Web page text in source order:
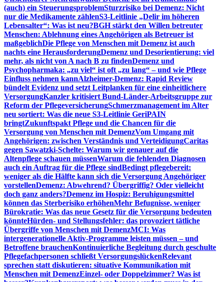
(auch) ein SteuerungsproblemSturzrisiko bei Demenz: Nicht
nur die Medikamente zählenS3-Leitlinie „Delir im höheren
Lebensalter“: Was ist neu?BGH stärkt den Willen betreuter
Menschen: Ablehnung eines Angehörigen als Betreuer ist
maßgeblichDie Pflege von Menschen mit Demenz ist auch
nachts eine HerausforderungDemenz und Desorientierung: viel
mehr, als nicht von A nach B zu findenDemenz und
Psychopharmaka: „zu viel“ ist oft „zu lang“ – und wie Pflege
Einfluss nehmen kannAlzheimer-Demenz: Rapid Review
bündelt Evidenz und setzt Leitplanken für eine einheitlichere
VersorgungKanzler kritisiert Bund-Länder-Arbeitsgruppe zur
Reform der PflegeversicherungSchmerzmanagement im Alter
neu sortiert: Was die neue S3-Leitlinie GeriPAIN
bringtZukunftspakt Pflege und die Chancen für die
Versorgung von Menschen mit DemenzVom Umgang mit
Angehörigen: zwischen Verständnis und VerteidigungCaritas
gegen Sawatzki-Schelte: Warum wir genauer auf die
Altenpflege schauen müssenWarum die fehlenden Diagnosen
auch ein Auftrag für die Pflege sindBedingt pflegebereit:
weniger als die Hälfte kann sich die Versorgung Angehöriger
vorstellenDemenz: Abwehrend? Übergriffig? Oder vielleicht
doch ganz anders?Demenz im Hospiz: Beruhigungsmittel
können das Sterberisiko erhöhenMehr Befugnisse, weniger
Bürokratie: Was das neue Gesetz für die Versorgung bedeuten
könnteHürden- und Stellungsfehler: das provoziert tätliche
Übergriffe von Menschen mit DemenzMCI: Was
intergenerationelle Aktiv-Programme leisten müssen – und
Betroffene brauchenKontinuierliche Begleitung durch geschulte
Pflegefachpersonen schließt VersorgungslückenRelevant
sprechen statt diskutieren: situative Kommunikation mit
Menschen mit DemenzEinzel- oder Doppelzimmer? Was ist